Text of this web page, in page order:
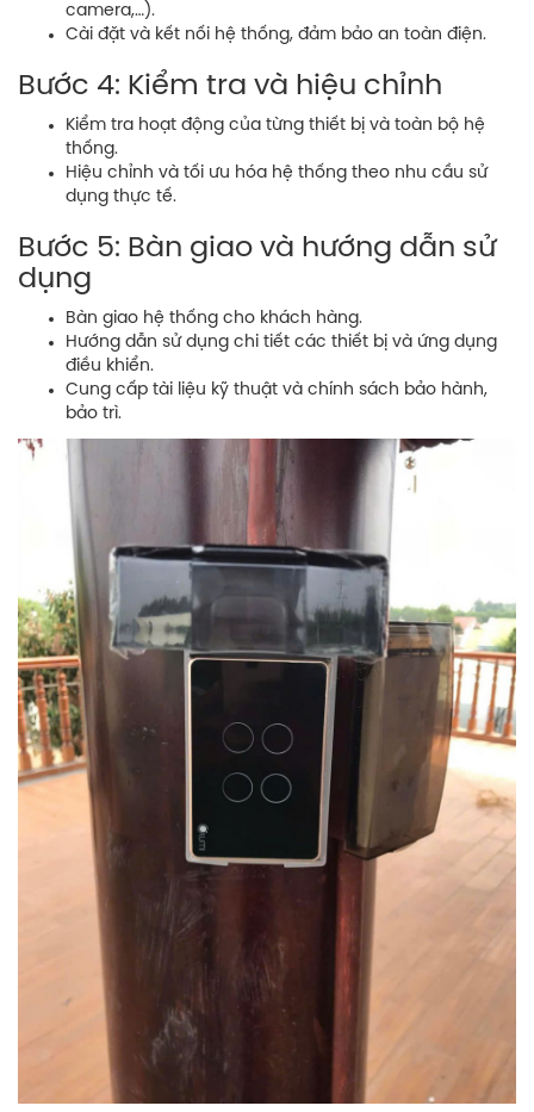
camera,…).
Cài đặt và kết nối hệ thống, đảm bảo an toàn điện.
Bước 4: Kiểm tra và hiệu chỉnh
Kiểm tra hoạt động của từng thiết bị và toàn bộ hệ
thống.
Hiệu chỉnh và tối ưu hóa hệ thống theo nhu cầu sử
dụng thực tế.
Bước 5: Bàn giao và hướng dẫn sử
dụng
Bàn giao hệ thống cho khách hàng.
Hướng dẫn sử dụng chi tiết các thiết bị và ứng dụng
điều khiển.
Cung cấp tài liệu kỹ thuật và chính sách bảo hành,
bảo trì.